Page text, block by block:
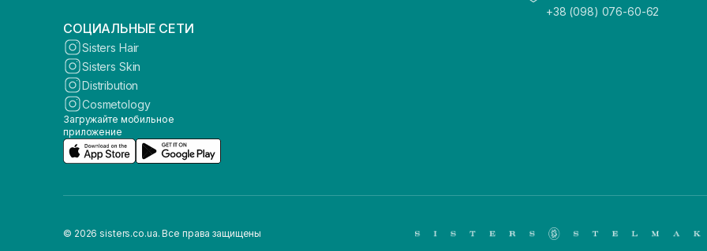
+38 (098) 076-60-62
СОЦИАЛЬНЫЕ СЕТИ
Sisters Hair
Sisters Skin
Distribution
Cosmetology
Загружайте мобильное
приложение
© 2026 sisters.co.ua. Все права защищены